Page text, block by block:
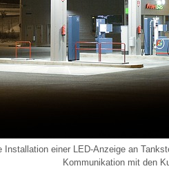
Installation einer LED-Anzeige an
Kommunikation mit den